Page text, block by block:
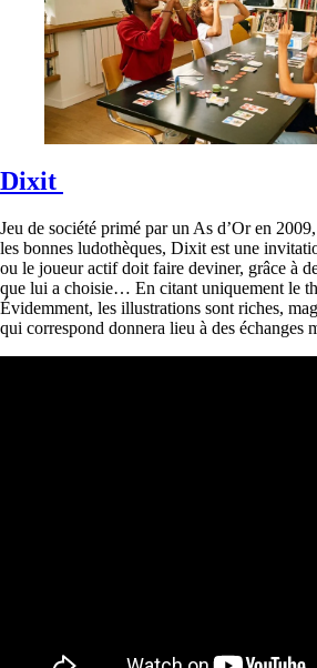
Dixit
Jeu de société primé par un As d’Or en
les bonnes ludothèques, Dixit est une
ou le joueur actif doit faire deviner, grâce à
que lui a choisie… En citant uniquement le
Évidemment, les illustrations sont riches,
qui correspond donnera lieu à des échanges